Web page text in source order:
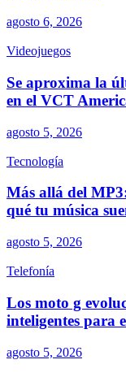
agosto 6, 2026
Videojuegos
Se aproxima la
en el VCT
agosto 5, 2026
Tecnología
Más allá del
qué tu música
agosto 5, 2026
Telefonía
Los moto g
inteligentes para
agosto 5, 2026